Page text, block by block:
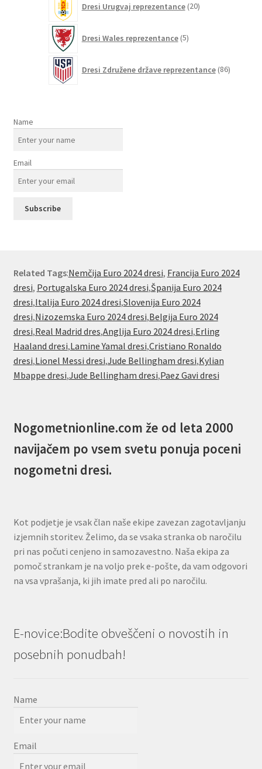
Dresi Urugvaj reprezentance 20izdelkov
Dresi Wales reprezentance 5izdelkov
Dresi Združene države reprezentance 86izdelkov
Name
Email
Related Tags:Nemčija Euro 2024 dresi, Francija Euro 2024
dresi, Portugalska Euro 2024 dresi,Španija Euro 2024
dresi,Italija Euro 2024 dresi,Slovenija Euro 2024
dresi,Nizozemska Euro 2024 dresi,Belgija Euro 2024
dresi,Real Madrid dres,Anglija Euro 2024 dresi,Erling
Haaland dresi,Lamine Yamal dresi,Cristiano Ronaldo
dresi,Lionel Messi dresi,Jude Bellingham dresi,Kylian
Mbappe dresi,Jude Bellingham dresi,Paez Gavi dresi
Nogometnionline.com že od leta 2000
navijačem po vsem svetu ponuja poceni
nogometni dresi.
Kot podjetje je vsak član naše ekipe zavezan zagotavljanju
izjemnih storitev. Želimo, da se vsaka stranka ob naročilu
pri nas počuti cenjeno in samozavestno. Naša ekipa za
pomoč strankam je na voljo prek e-pošte, da vam odgovori
na vsa vprašanja, ki jih imate pred ali po naročilu.
E-novice:Bodite obveščeni o novostih in
posebnih ponudbah!
Name
Email